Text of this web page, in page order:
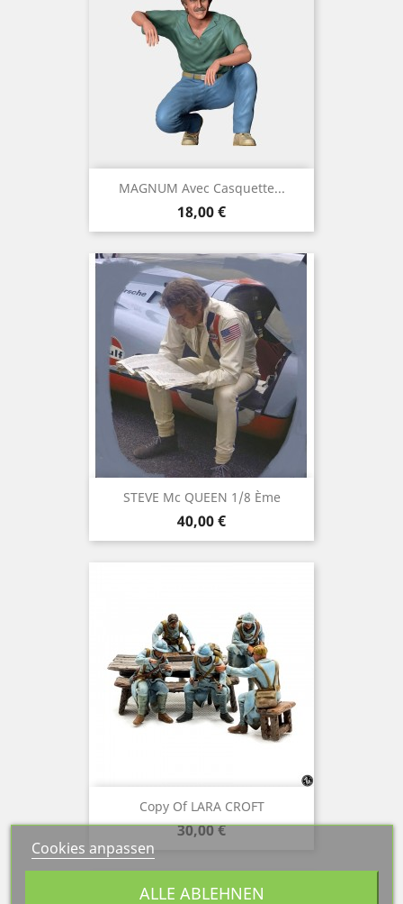
MAGNUM Avec Casquette...
Preis
18,00 €
STEVE Mc QUEEN 1/8 Ème
Preis
40,00 €
Copy Of LARA CROFT
Preis
30,00 €
Cookies anpassen
ALLE ABLEHNEN